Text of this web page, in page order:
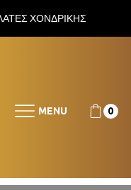
ΧΟΝΔΡΙΚΗΣ
MENU 0